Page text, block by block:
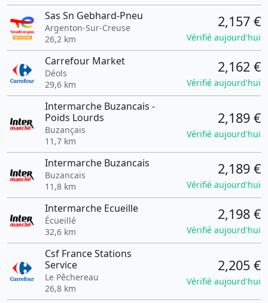
Sas Sn Gebhard-Pneu
Argenton-Sur-Creuse
26,2 km
2,157 €
Vérifié aujourd'hui
Carrefour Market
Déols
29,6 km
2,162 €
Vérifié aujourd'hui
Intermarche Buzancais -
Poids Lourds
Buzançais
11,7 km
2,189 €
Vérifié aujourd'hui
Intermarche Buzancais
Buzancais
11,8 km
2,189 €
Vérifié aujourd'hui
Intermarche Ecueille
Écueillé
32,6 km
2,198 €
Vérifié aujourd'hui
Csf France Stations
Service
Le Pêchereau
26,8 km
2,205 €
Vérifié aujourd'hui